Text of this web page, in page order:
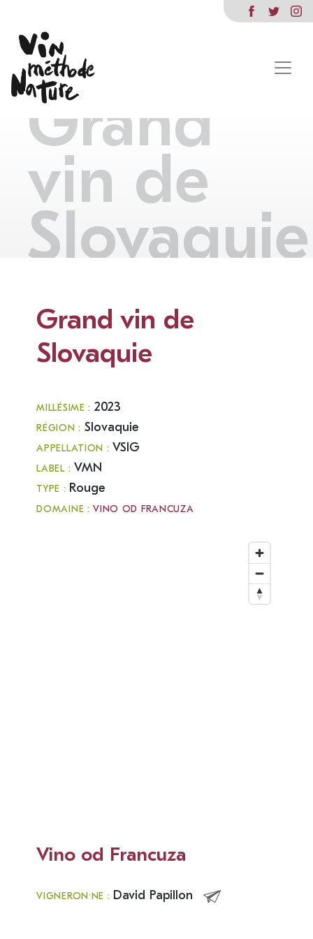
Grand
vin de
Slovaquie
Grand vin de
Slovaquie
MILLÉSIME : 2023
RÉGION : Slovaquie
APPELLATION : VSIG
LABEL : VMN
TYPE : Rouge
DOMAINE :VINO OD FRANCUZA
Vino od Francuza
VIGNERON·NE : David Papillon